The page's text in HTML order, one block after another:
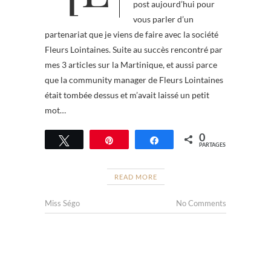
post aujourd’hui pour
vous parler d’un
partenariat que je viens de faire avec la société
Fleurs Lointaines. Suite au succès rencontré par
mes 3 articles sur la Martinique, et aussi parce
que la community manager de Fleurs Lointaines
était tombée dessus et m’avait laissé un petit
mot…
Tweetez Partagez0
PARTAGES
READ MORE
Miss Ségo No Comments